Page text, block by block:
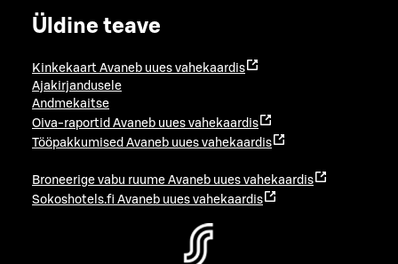
Üldine teave
Kinkekaart Avaneb uues vahekaardis
Ajakirjandusele
Andmekaitse
Oiva-raportid Avaneb uues vahekaardis
Tööpakkumised Avaneb uues vahekaardis
Broneerige vabu ruume Avaneb uues vahekaardis
Sokoshotels.fi Avaneb uues vahekaardis